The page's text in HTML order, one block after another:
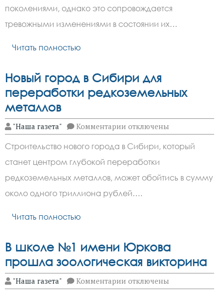
четыре
раза
увеличилась
поколениями, однако это сопровождается
тревожными изменениями в состоянии их…
Читать полностью
Новый город в Сибири для
переработки редкоземельных
металлов
"Наша газета" Комментарии к
записи
Новый
город
в
Сибири
для
переработки
редкоземельных
отключены
Строительство нового города в Сибири, который
станет центром глубокой переработки
редкоземельных металлов, может обойтись в сумму
около одного триллиона рублей….
Читать полностью
В школе №1 имени Юркова
прошла зоологическая викторина
"Наша газета" Комментарии к
записи
отключены